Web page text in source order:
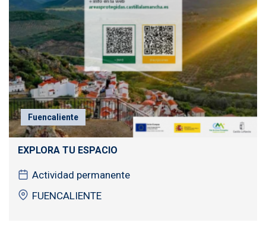
Fuencaliente
EXPLORA TU ESPACIO
Actividad permanente
FUENCALIENTE